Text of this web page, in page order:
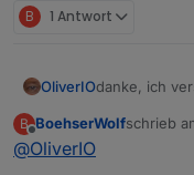
B 1 Antwort
OliverIOdanke, ich
Wie heißen
B
Offline
BoehserWolfschrieb
zuletzt
@OliverIO